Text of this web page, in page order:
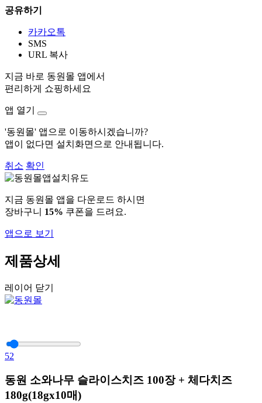
공유하기
카카오톡
SMS
URL 복사
지금 바로 동원몰 앱에서
편리하게 쇼핑하세요
앱 열기
'동원몰' 앱으로 이동하시겠습니까?
앱이 없다면 설치화면으로 안내됩니다.
취소 확인
지금 동원몰 앱을 다운로드 하시면
장바구니 15% 쿠폰을 드려요.
앱으로 보기
제품상세
레이어 닫기
52
동원 소와나무 슬라이스치즈 100장 + 체다치즈
180g(18gx10매)